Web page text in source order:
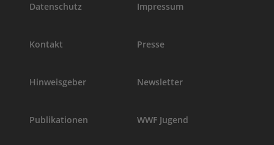
Datenschutz Impressum
Kontakt Presse
Hinweisgeber Newsletter
Publikationen WWF Jugend